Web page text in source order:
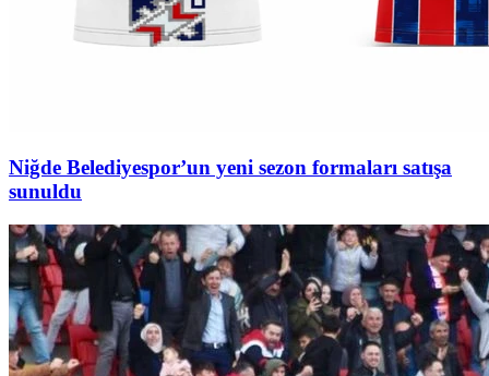
Niğde Belediyespor’un yeni sezon formaları satışa
sunuldu